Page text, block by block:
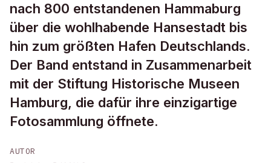
nach 800 entstandenen Hammaburg
über die wohlhabende Hansestadt bis
hin zum größten Hafen Deutschlands.
Der Band entstand in Zusammenarbeit
mit der Stiftung Historische Museen
Hamburg, die dafür ihre einzigartige
Fotosammlung öffnete.
AUTOR